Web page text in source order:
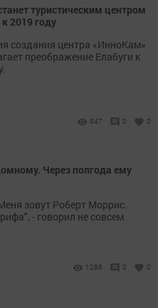
туристическим центром
2019 году
создания центра «ИнноКам»
преображение Елабуги к
847 0 0
Через полгода ему
зовут Роберт Моррис.
- говорил не совсем
1286 0 0